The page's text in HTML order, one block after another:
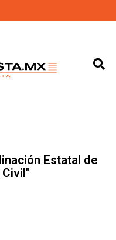
Estatal de